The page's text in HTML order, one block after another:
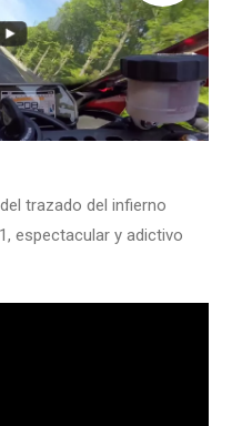
trazado del infierno
espectacular y adictivo